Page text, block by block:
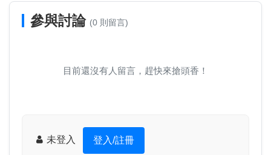
參與討論 (0 則留言)
目前還沒有人留言，趕快來搶頭香！
未登入 登入/註冊